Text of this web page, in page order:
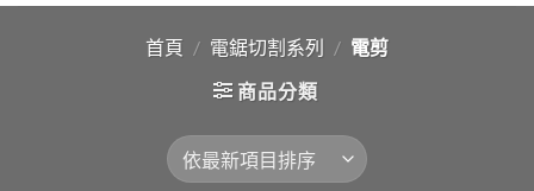
首頁 / 電鋸切割系列 / 電剪
商品分類